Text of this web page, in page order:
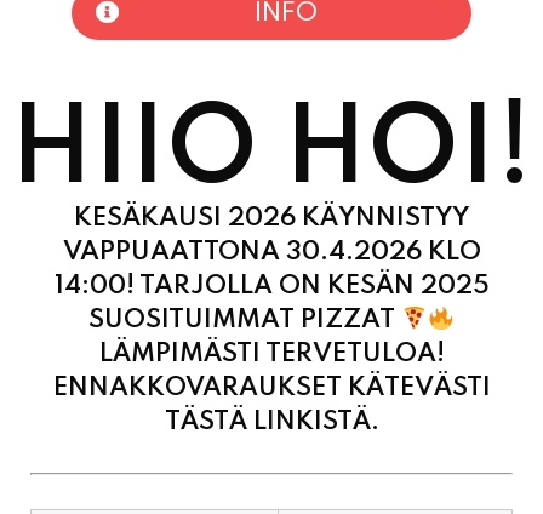
HIIO HOI!
KESÄKAUSI 2026 KÄYNNISTYY
VAPPUAATTONA 30.4.2026 KLO
14:00! TARJOLLA ON KESÄN 2025
SUOSITUIMMAT PIZZAT
LÄMPIMÄSTI TERVETULOA!
ENNAKKOVARAUKSET KÄTEVÄSTI
TÄSTÄ LINKISTÄ.